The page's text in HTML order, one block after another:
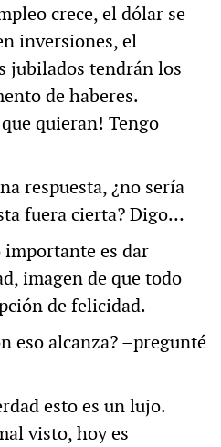
crece, el dólar se
inversiones, el
jubilados tendrán los
de haberes.
quieran! Tengo
respuesta, ¿no sería
fuera cierta? Digo…
importante es dar
imagen de que todo
de felicidad.
eso alcanza? –pregunté
esto es un lujo.
visto, hoy es